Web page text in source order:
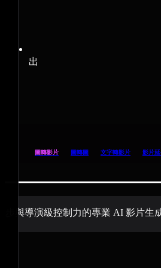
出
圖轉影片 圖轉圖 文字轉影片 影片
步與導演級控制力的專業 AI 影片生